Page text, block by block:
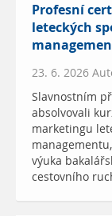
Profesní
leteckých
23. 6. 2026
Slavnostním
absolvovali
marketingu
výuka
cestovního